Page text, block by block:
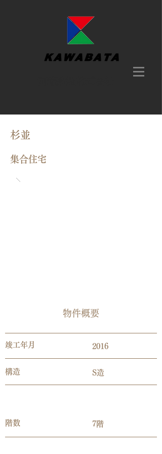
杉並
集合住宅
​物件概要
​竣工年月 2016
​構造 S造
​階数 7階